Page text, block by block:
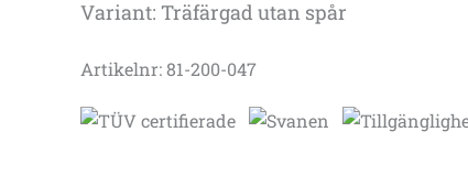
Variant: Träfärgad utan spår
Artikelnr: 81-200-047